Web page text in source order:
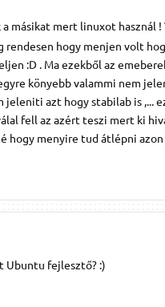
másikat mert linuxot használ
hogy menjen volt
:D . Ma ezekből az
könyebb valammi nem
azt hogy stabilab is ,...
fell az azért teszi mert ki
hogy menyire tud átlépni azon
Ubuntu fejlesztő? :)